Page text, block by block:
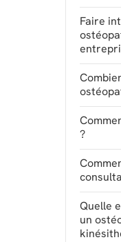
Faire
?
Quelle
un